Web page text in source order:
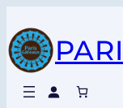
đến
phần
nội